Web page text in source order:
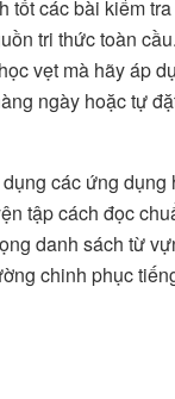
tốt các bài kiểm
tri thức toàn
vẹt mà hãy áp
ngày hoặc tự
các ứng dụng
tập cách đọc
danh sách từ
chinh phục